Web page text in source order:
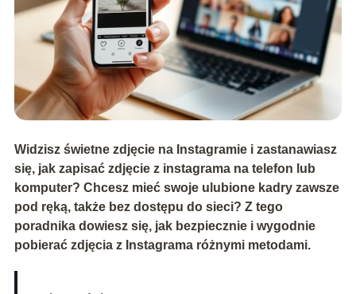
Widzisz świetne zdjęcie na Instagramie i zastanawiasz
się, jak zapisać zdjęcie z instagramana telefon lub
komputer? Chcesz mieć swoje ulubione kadry zawsze
pod ręką, także bez dostępu do sieci? Z tego
poradnika dowiesz się, jak bezpiecznie i wygodnie
pobierać zdjęcia z Instagrama różnymi metodami.